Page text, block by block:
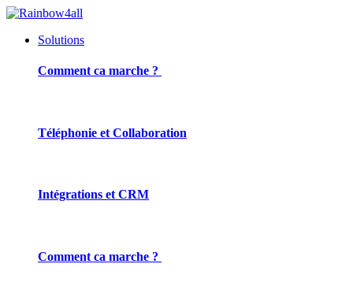
Solutions
Comment ca marche ?
Téléphonie et Collaboration
Intégrations et CRM
Comment ca marche ?